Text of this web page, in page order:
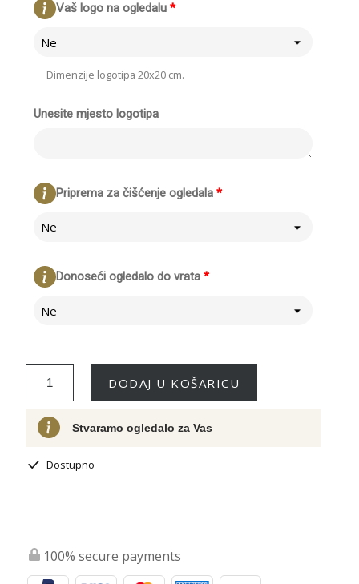
*
Vaš logo na ogledalu
Ne
Dimenzije logotipa 20x20 cm.
Unesite mjesto logotipa
*
Priprema za čišćenje ogledala
Ne
*
Donoseći ogledalo do vrata
Ne
DODAJ U KOŠARICU
Stvaramo ogledalo za Vas
Dostupno
100% secure payments